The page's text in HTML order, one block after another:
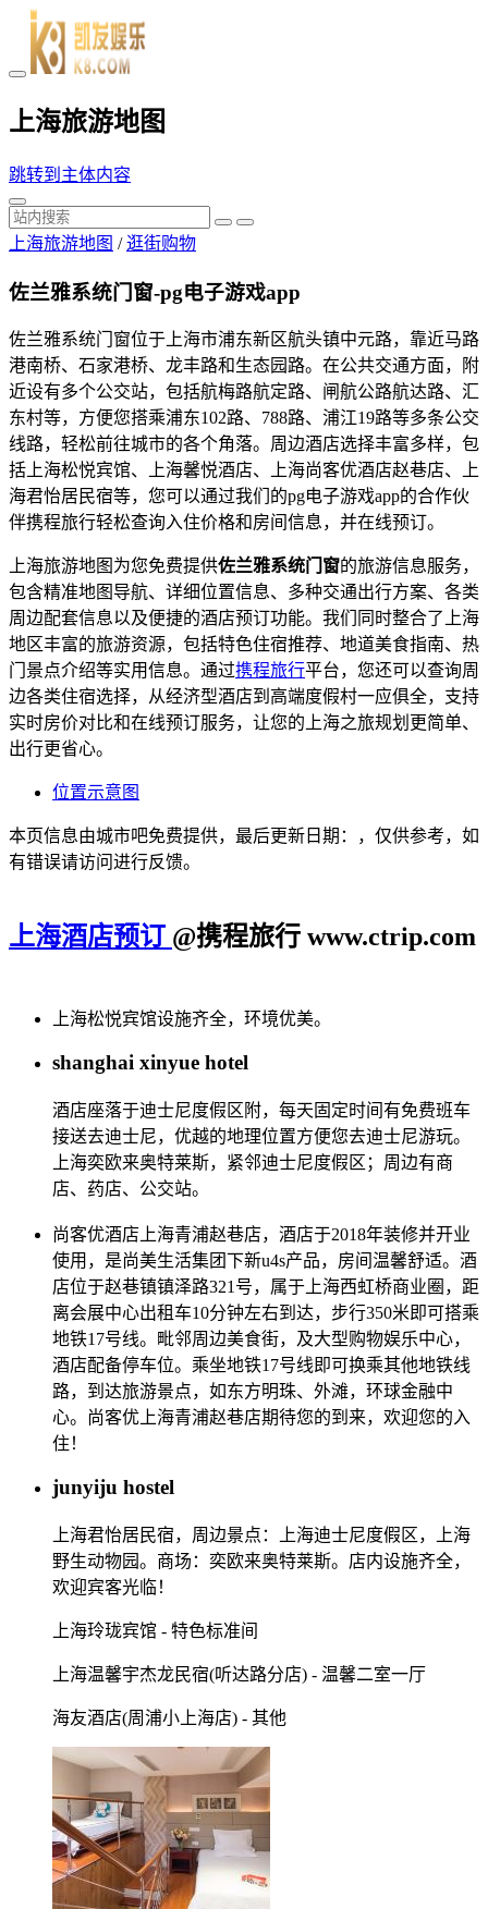
上海旅游地图
跳转到主体内容
上海旅游地图 /逛街购物
佐兰雅系统门窗-pg电子游戏app
佐兰雅系统门窗位于上海市浦东新区航头镇中元路，靠近马路
港南桥、石家港桥、龙丰路和生态园路。在公共交通方面，附
近设有多个公交站，包括航梅路航定路、闸航公路航达路、汇
东村等，方便您搭乘浦东102路、788路、浦江19路等多条公交
线路，轻松前往城市的各个角落。周边酒店选择丰富多样，包
括上海松悦宾馆、上海馨悦酒店、上海尚客优酒店赵巷店、上
海君怡居民宿等，您可以通过我们的pg电子游戏app的合作伙
伴携程旅行轻松查询入住价格和房间信息，并在线预订。
上海旅游地图为您免费提供佐兰雅系统门窗的旅游信息服务，
包含精准地图导航、详细位置信息、多种交通出行方案、各类
周边配套信息以及便捷的酒店预订功能。我们同时整合了上海
地区丰富的旅游资源，包括特色住宿推荐、地道美食指南、热
门景点介绍等实用信息。通过携程旅行平台，您还可以查询周
边各类住宿选择，从经济型酒店到高端度假村一应俱全，支持
实时房价对比和在线预订服务，让您的上海之旅规划更简单、
出行更省心。
位置示意图
本页信息由城市吧免费提供，最后更新日期：，仅供参考，如
有错误请访问进行反馈。
上海酒店预订 @携程旅行 www.ctrip.com
上海松悦宾馆设施齐全，环境优美。
shanghai xinyue hotel
酒店座落于迪士尼度假区附，每天固定时间有免费班车
接送去迪士尼，优越的地理位置方便您去迪士尼游玩。
上海奕欧来奥特莱斯，紧邻迪士尼度假区；周边有商
店、药店、公交站。
尚客优酒店上海青浦赵巷店，酒店于2018年装修并开业
使用，是尚美生活集团下新u4s产品，房间温馨舒适。酒
店位于赵巷镇镇泽路321号，属于上海西虹桥商业圈，距
离会展中心出租车10分钟左右到达，步行350米即可搭乘
地铁17号线。毗邻周边美食街，及大型购物娱乐中心，
酒店配备停车位。乘坐地铁17号线即可换乘其他地铁线
路，到达旅游景点，如东方明珠、外滩，环球金融中
心。尚客优上海青浦赵巷店期待您的到来，欢迎您的入
住！
junyiju hostel
上海君怡居民宿，周边景点：上海迪士尼度假区，上海
野生动物园。商场：奕欧来奥特莱斯。店内设施齐全，
欢迎宾客光临！
上海玲珑宾馆 - 特色标准间
上海温馨宇杰龙民宿(听达路分店) - 温馨二室一厅
海友酒店(周浦小上海店) - 其他